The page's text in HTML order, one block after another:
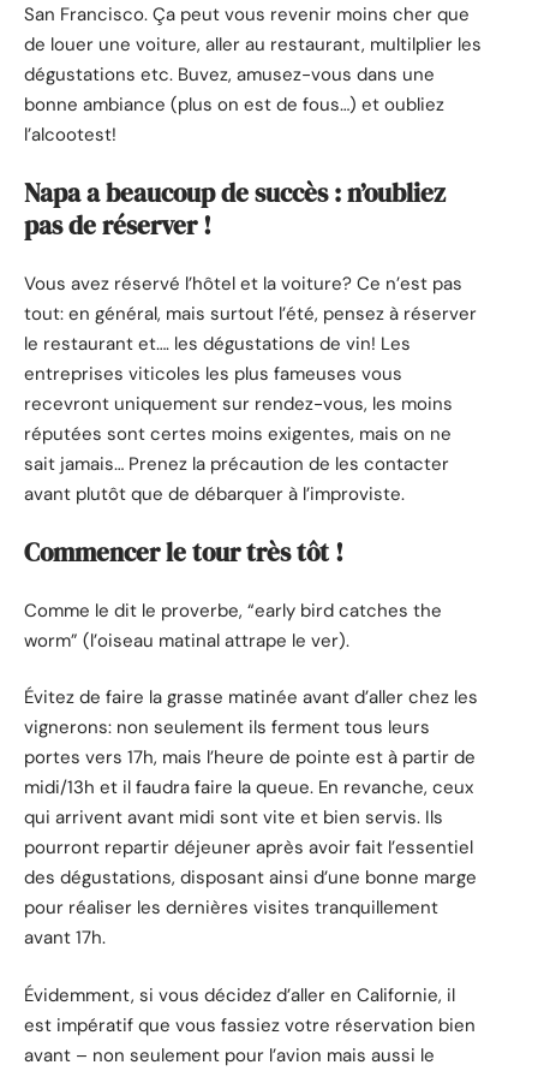
San Francisco. Ça peut vous revenir moins cher que
de louer une voiture, aller au restaurant, multilplier les
dégustations etc. Buvez, amusez-vous dans une
bonne ambiance (plus on est de fous…) et oubliez
l’alcootest!
Napa a beaucoup de succès : n’oubliez
pas de réserver !
Vous avez réservé l’hôtel et la voiture? Ce n’est pas
tout: en général, mais surtout l’été, pensez à réserver
le restaurant et…. les dégustations de vin! Les
entreprises viticoles les plus fameuses vous
recevront uniquement sur rendez-vous, les moins
réputées sont certes moins exigentes, mais on ne
sait jamais… Prenez la précaution de les contacter
avant plutôt que de débarquer à l’improviste.
Commencer le tour très tôt !
Comme le dit le proverbe, “early bird catches the
worm” (l’oiseau matinal attrape le ver).
Évitez de faire la grasse matinée avant d’aller chez les
vignerons: non seulement ils ferment tous leurs
portes vers 17h, mais l’heure de pointe est à partir de
midi/13h et il faudra faire la queue. En revanche, ceux
qui arrivent avant midi sont vite et bien servis. Ils
pourront repartir déjeuner après avoir fait l’essentiel
des dégustations, disposant ainsi d’une bonne marge
pour réaliser les dernières visites tranquillement
avant 17h.
Évidemment, si vous décidez d’aller en Californie, il
est impératif que vous fassiez votre réservation bien
avant – non seulement pour l’avion mais aussi le